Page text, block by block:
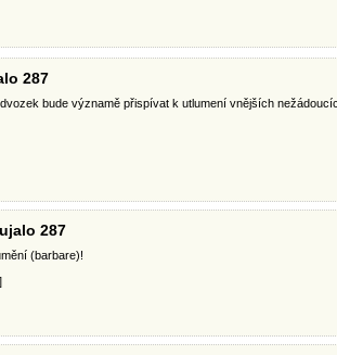
287
bude významě přispívat k utlumení vnějších
287
(barbare)!
]